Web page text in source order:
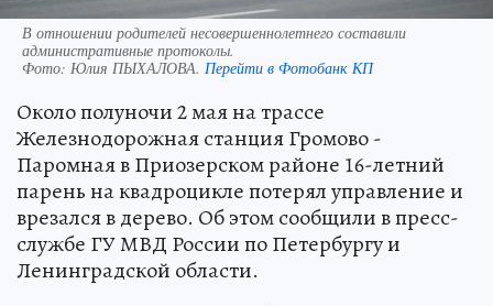
В отношении родителей несовершеннолетнего составили
административные протоколы.
Фото: Юлия ПЫХАЛОВА. Перейти в Фотобанк КП
Около полуночи 2 мая на трассе
Железнодорожная станция Громово -
Паромная в Приозерском районе 16-летний
парень на квадроцикле потерял управление и
врезался в дерево. Об этом сообщили в пресс-
службе ГУ МВД России по Петербургу и
Ленинградской области.